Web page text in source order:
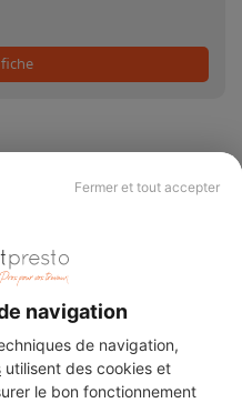
Fermer et tout accepter
navigation
de navigation,
utilisent des cookies et
le bon fonctionnement
?
et ne savez quel professionnel
auprès de notre réseau de 5 000
en France.